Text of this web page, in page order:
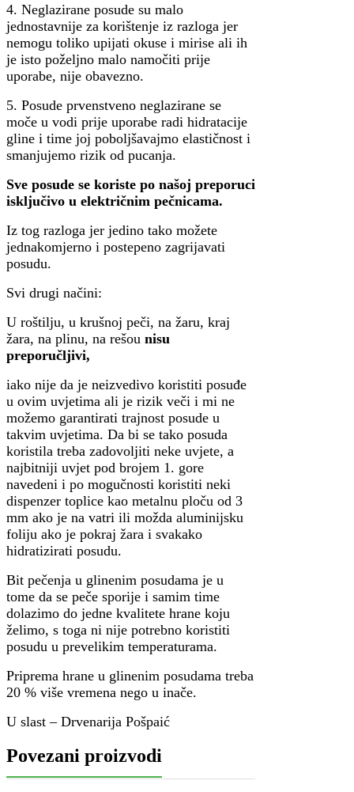
4. Neglazirane posude su malo
jednostavnije za korištenje iz razloga jer
nemogu toliko upijati okuse i mirise ali ih
je isto poželjno malo namočiti prije
uporabe, nije obavezno.
5. Posude prvenstveno neglazirane se
moče u vodi prije uporabe radi hidratacije
gline i time joj poboljšavajmo elastičnost i
smanjujemo rizik od pucanja.
Sve posude se koriste po našoj preporuci
isključivo u električnim pečnicama.
Iz tog razloga jer jedino tako možete
jednakomjerno i postepeno zagrijavati
posudu.
Svi drugi načini:
U roštilju, u krušnoj peči, na žaru, kraj
žara, na plinu, na rešou nisu
preporučljivi,
iako nije da je neizvedivo koristiti posuđe
u ovim uvjetima ali je rizik veči i mi ne
možemo garantirati trajnost posude u
takvim uvjetima. Da bi se tako posuda
koristila treba zadovoljiti neke uvjete, a
najbitniji uvjet pod brojem 1. gore
navedeni i po mogučnosti koristiti neki
dispenzer toplice kao metalnu ploču od 3
mm ako je na vatri ili možda aluminijsku
foliju ako je pokraj žara i svakako
hidratizirati posudu.
Bit pečenja u glinenim posudama je u
tome da se peče sporije i samim time
dolazimo do jedne kvalitete hrane koju
želimo, s toga ni nije potrebno koristiti
posudu u prevelikim temperaturama.
Priprema hrane u glinenim posudama treba
20 % više vremena nego u inače.
U slast – Drvenarija Pošpaić
Povezani proizvodi